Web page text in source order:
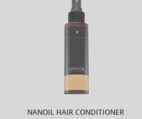
NANOIL HAIR CONDITIONER